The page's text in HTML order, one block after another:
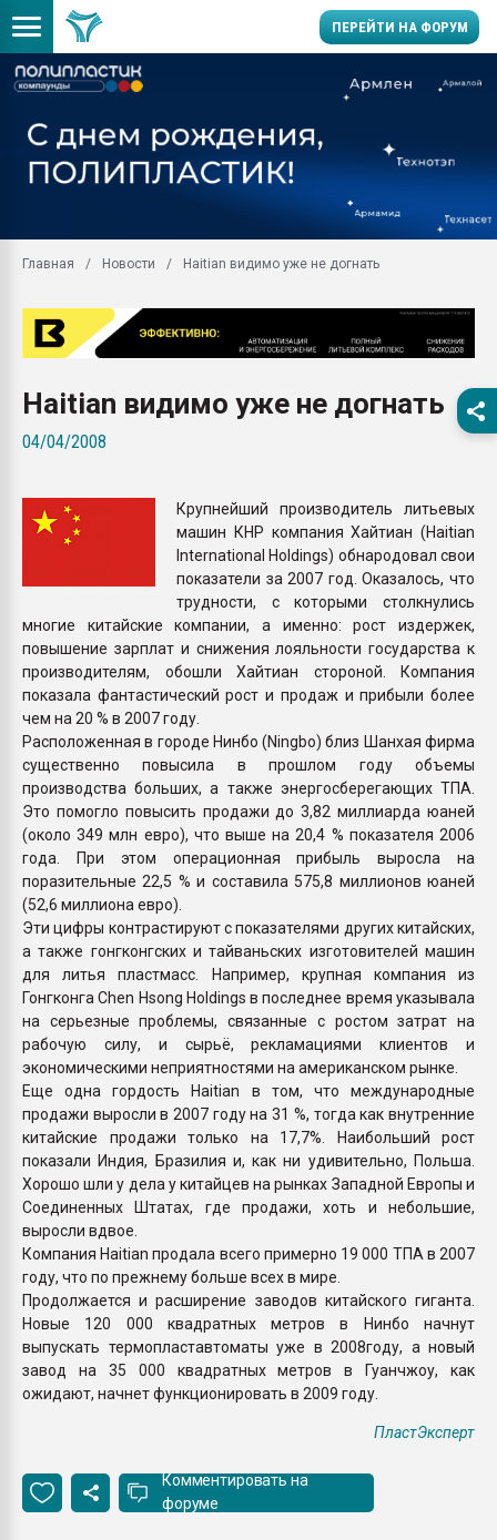
ПЕРЕЙТИ НА ФОРУМ
заводу пластмасс"
Помощь в подборе
Вакуум-формовочные
Подмосковье, Москва
первый план в
пластмасс
Всё, что касается
бутылок
ПЕРЕЙТИ НА
Главная Новости Haitian видимо уже не догнать
Haitian видимо уже не догнать
04/04/2008
Крупнейший производитель литьевых
машин КНР компания Хайтиан (Haitian
International Holdings) обнародовал свои
показатели за 2007 год. Оказалось, что
трудности, с которыми столкнулись
многие китайские компании, а именно: рост издержек,
повышение зарплат и снижения лояльности государства к
производителям, обошли Хайтиан стороной. Компания
показала фантастический рост и продаж и прибыли более
чем на 20 % в 2007 году.
Расположенная в городе Нинбо (Ningbo) близ Шанхая фирма
существенно повысила в прошлом году объемы
производства больших, а также энергосберегающих ТПА.
Это помогло повысить продажи до 3,82 миллиарда юаней
(около 349 млн евро), что выше на 20,4 % показателя 2006
года. При этом операционная прибыль выросла на
поразительные 22,5 % и составила 575,8 миллионов юаней
(52,6 миллиона евро).
Эти цифры контрастируют с показателями других китайских,
а также гонгконгских и тайваньских изготовителей машин
для литья пластмасс. Например, крупная компания из
Гонгконга Chen Hsong Holdings в последнее время указывала
на серьезные проблемы, связанные с ростом затрат на
рабочую силу, и сырьё, рекламациями клиентов и
экономическими неприятностями на американском рынке.
Еще одна гордость Haitian в том, что международные
продажи выросли в 2007 году на 31 %, тогда как внутренние
китайские продажи только на 17,7%. Наибольший рост
показали Индия, Бразилия и, как ни удивительно, Польша.
Хорошо шли у дела у китайцев на рынках Западной Европы и
Соединенных Штатах, где продажи, хоть и небольшие,
выросли вдвое.
Компания Haitian продала всего примерно 19 000 ТПА в 2007
году, что по прежнему больше всех в мире.
Продолжается и расширение заводов китайского гиганта.
Новые 120 000 квадратных метров в Нинбо начнут
выпускать термопластавтоматы уже в 2008году, а новый
завод на 35 000 квадратных метров в Гуанчжоу, как
ожидают, начнет функционировать в 2009 году.
ПластЭксперт
Комментировать на
форуме